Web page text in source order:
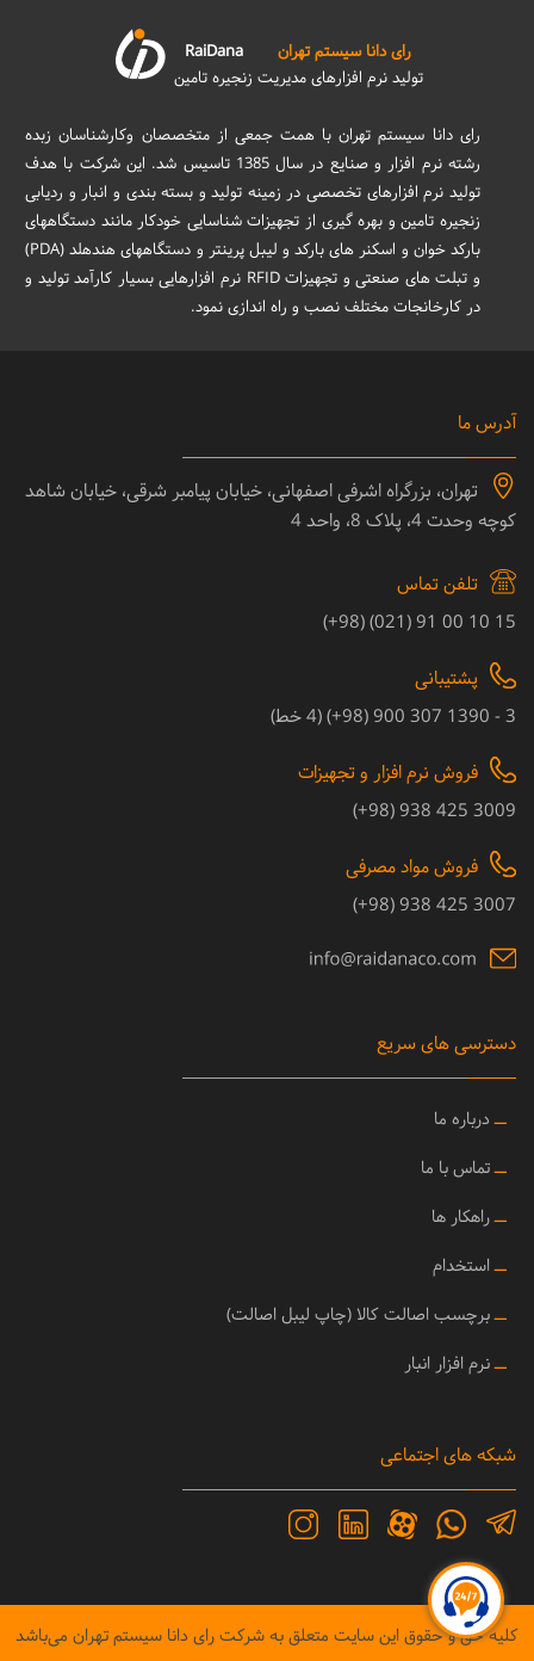
رای دانا سیستم تهران
RaiDana
تولید نرم افزارهای مدیریت زنجیره تامین
رای دانا سیستم تهران با همت جمعی از متخصصان وکارشناسان زبده
رشته نرم افزار و صنایع در سال 1385 تاسیس شد. این شرکت با هدف
تولید نرم افزارهای تخصصی در زمینه تولید و بسته بندی و انبار و ردیابی
زنجیره تامین و بهره گیری از تجهیزات شناسایی خودکار مانند دستگاههای
بارکد خوان و اسکنر های بارکد و لیبل پرینتر و دستگاههای هندهلد (PDA)
و تبلت های صنعتی و تجهیزات RFID نرم افزارهایی بسیار کارآمد تولید و
در کارخانجات مختلف نصب و راه اندازی نمود.
آدرس ما
تهران، بزرگراه اشرفی اصفهانی، خیابان پیامبر شرقی، خیابان شاهد
کوچه وحدت 4، پلاک 8، واحد 4
تلفن تماس
15 10 00 91 (021) (98+)
پشتیبانی
3 - 1390 307 900 (98+) (4 خط)
فروش نرم افزار و تجهیزات
3009 425 938 (98+)
فروش مواد مصرفی
3007 425 938 (98+)
دسترسی های سریع
ــ درباره ما
ــتماس با ما
ــراهکار ها
ــ استخدام
ــبرچسب اصالت کالا (چاپ لیبل اصالت)
ــنرم افزار انبار
شبکه های اجتماعی
کلیه حق و حقوق این سایت متعلق به شرکت رای دانا سیستم تهران می‌باشد